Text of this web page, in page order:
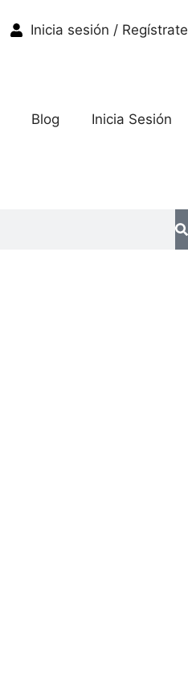
Inicia sesión / Regístrate
Blog Inicia Sesión